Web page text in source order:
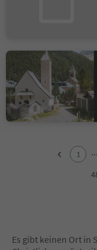
10
1 ...
Es gibt keinen Ort in